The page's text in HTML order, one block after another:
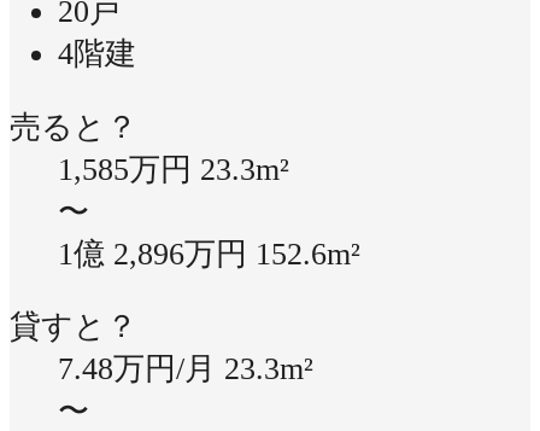
20戸
4階建
売ると？
1,585万円 23.3m²
〜
1億 2,896万円 152.6m²
貸すと？
7.48万円/月 23.3m²
〜